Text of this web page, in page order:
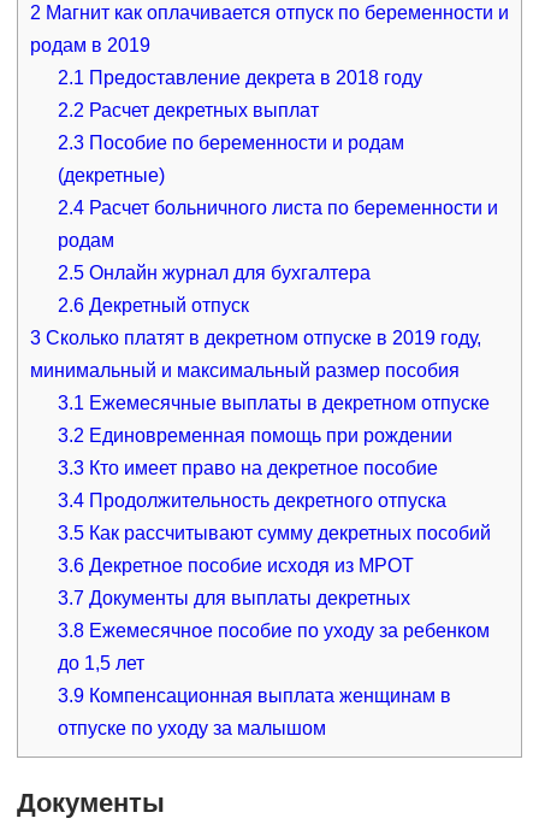
2 Магнит как оплачивается отпуск по беременности и
родам в 2019
2.1 Предоставление декрета в 2018 году
2.2 Расчет декретных выплат
2.3 Пособие по беременности и родам
(декретные)
2.4 Расчет больничного листа по беременности и
родам
2.5 Онлайн журнал для бухгалтера
2.6 Декретный отпуск
3Сколько платят в декретном отпуске в 2019 году,
минимальный и максимальный размер пособия
3.1 Ежемесячные выплаты в декретном отпуске
3.2 Единовременная помощь при рождении
3.3 Кто имеет право на декретное пособие
3.4 Продолжительность декретного отпуска
3.5 Как рассчитывают сумму декретных пособий
3.6 Декретное пособие исходя из МРОТ
3.7 Документы для выплаты декретных
3.8 Ежемесячное пособие по уходу за ребенком
до 1,5 лет
3.9 Компенсационная выплата женщинам в
отпуске по уходу за малышом
Документы